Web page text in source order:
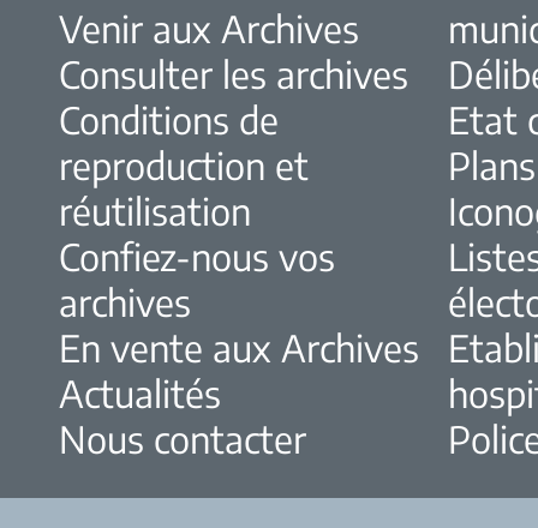
Venir aux Archives
Consulter les archives
Conditions de
reproduction et
réutilisation
Confiez-nous vos
archives
En vente aux Archives
Actualités
Nous contacter
Etat
Plans